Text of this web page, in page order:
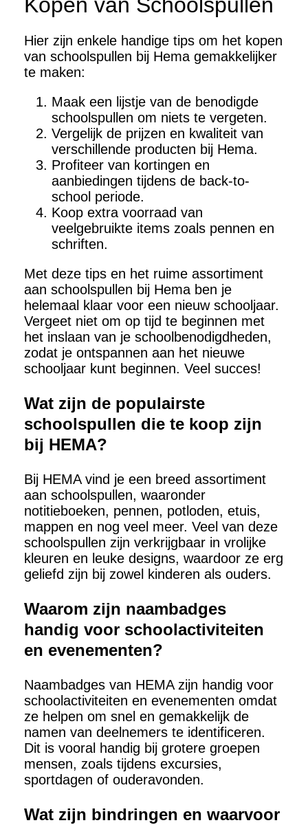
Kopen van Schoolspullen
Hier zijn enkele handige tips om het kopen
van schoolspullen bij Hema gemakkelijker
te maken:
Maak een lijstje van de benodigde
schoolspullen om niets te vergeten.
Vergelijk de prijzen en kwaliteit van
verschillende producten bij Hema.
Profiteer van kortingen en
aanbiedingen tijdens de back-to-
school periode.
Koop extra voorraad van
veelgebruikte items zoals pennen en
schriften.
Met deze tips en het ruime assortiment
aan schoolspullen bij Hema ben je
helemaal klaar voor een nieuw schooljaar.
Vergeet niet om op tijd te beginnen met
het inslaan van je schoolbenodigdheden,
zodat je ontspannen aan het nieuwe
schooljaar kunt beginnen. Veel succes!
Wat zijn de populairste
schoolspullen die te koop zijn
bij HEMA?
Bij HEMA vind je een breed assortiment
aan schoolspullen, waaronder
notitieboeken, pennen, potloden, etuis,
mappen en nog veel meer. Veel van deze
schoolspullen zijn verkrijgbaar in vrolijke
kleuren en leuke designs, waardoor ze erg
geliefd zijn bij zowel kinderen als ouders.
Waarom zijn naambadges
handig voor schoolactiviteiten
en evenementen?
Naambadges van HEMA zijn handig voor
schoolactiviteiten en evenementen omdat
ze helpen om snel en gemakkelijk de
namen van deelnemers te identificeren.
Dit is vooral handig bij grotere groepen
mensen, zoals tijdens excursies,
sportdagen of ouderavonden.
Wat zijn bindringen en waarvoor